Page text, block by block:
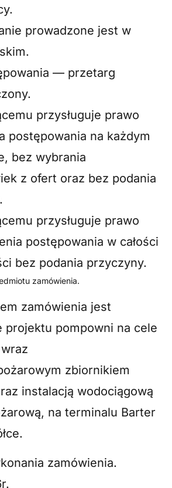
prowadzone jest w
— przetarg
przysługuje prawo
postępowania na każdym
bez wybrania
z ofert oraz bez podania
przysługuje prawo
postępowania w całości
bez podania przyczyny.
zamówienia.
zamówienia jest
projektu pompowni na cele
zbiornikiem
instalacją wodociągową
na terminalu Barter
zamówienia.